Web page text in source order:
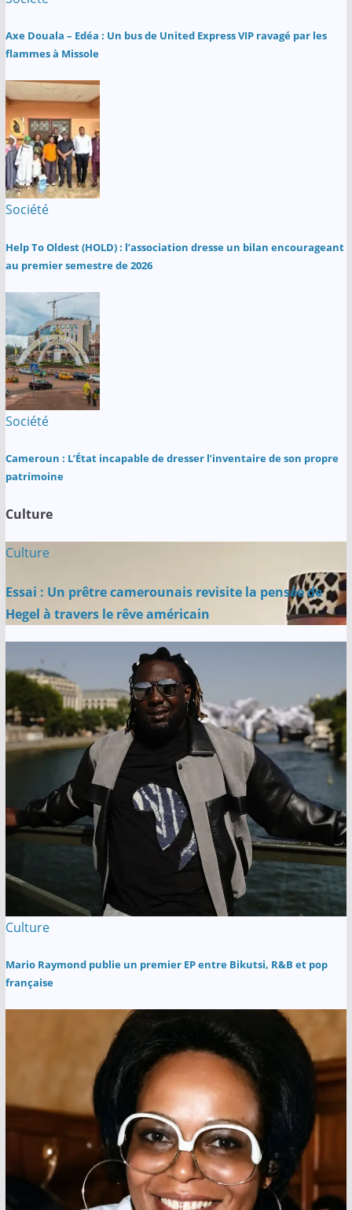
Axe Douala – Edéa : Un bus de United Express VIP ravagé par les
flammes à Missole
Société
Help To Oldest (HOLD) : l’association dresse un bilan encourageant
au premier semestre de 2026
Société
Cameroun : L’État incapable de dresser l’inventaire de son propre
patrimoine
Culture
Culture
Essai : Un prêtre camerounais revisite la pensée de
Hegel à travers le rêve américain
Culture
Mario Raymond publie un premier EP entre Bikutsi, R&B et pop
française